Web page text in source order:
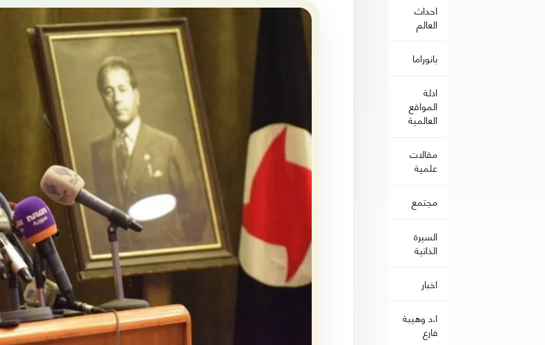
احداث
العالم
بانوراما
ادلة
المواقع
العالمية
مقالات
علمية
مجتمع
السيرة
الذاتية
اخبار
ا.د وهيبة
فارع